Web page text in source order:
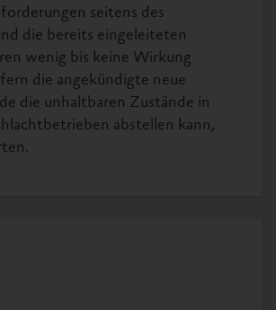
seitens des
die bereits eingeleiteten
wenig bis keine Wirkung
die angekündigte neue
die unhaltbaren Zustände in
abstellen kann,